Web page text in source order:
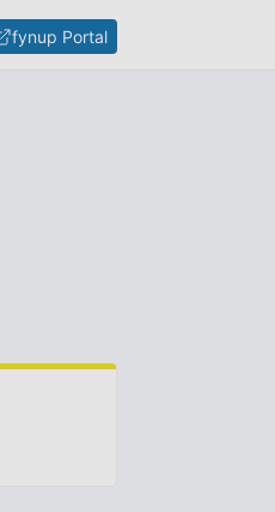
fynup Portal